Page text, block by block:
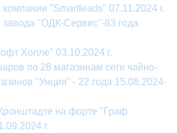
"Smartleads" 07.11.2024 г.
"ОДК-Сервис"-83 года
Холле" 03.10.2024 г.
по 28 магазинам сети чайно-
"Унция" - 22 года 15.08.2024-
на форте "Граф
г.